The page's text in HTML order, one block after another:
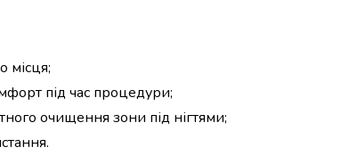
місця;
під час процедури;
очищення зони під нігтями;